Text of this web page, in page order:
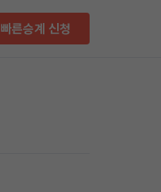
빠른승계 신청